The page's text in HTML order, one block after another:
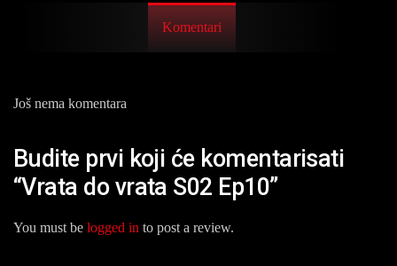
Komentari
Još nema komentara
Budite prvi koji će komentarisati
“Vrata do vrata S02 Ep10”
You must be logged in to post a review.